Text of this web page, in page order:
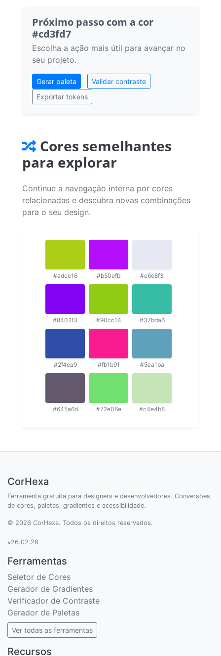
Próximo passo com a cor
#cd3fd7
Escolha a ação mais útil para avançar no
seu projeto.
Gerar paleta
Validar contraste
Exportar tokens
Cores semelhantes
para explorar
Continue a navegação interna por cores
relacionadas e descubra novas combinações
para o seu design.
#adce16 #b50efb #e6e8f3
#8402f3 #90cc14 #37bda6
#2f4ea9 #fb1b91 #5ea1ba
#645a6d #72e06e #c4e4b8
CorHexa
Ferramenta gratuita para designers e desenvolvedores. Conversões
de cores, paletas, gradientes e acessibilidade.
© 2026 CorHexa. Todos os direitos reservados.
v26.02.28
Ferramentas
Seletor de Cores
Gerador de Gradientes
Verificador de Contraste
Gerador de Paletas
Ver todas as ferramentas
Recursos